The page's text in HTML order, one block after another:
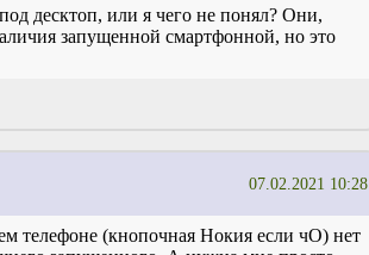
десктоп, или я чего не понял? Они,
запущенной смартфонной, но это
07.02.2021 10:28
телефоне (кнопочная Нокия если чО) нет